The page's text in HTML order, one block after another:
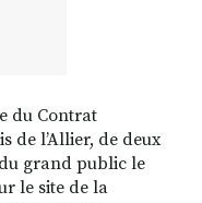
du Contrat
de l’Allier, de deux
grand public le
le site de la